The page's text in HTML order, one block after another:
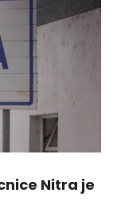
Nitra je